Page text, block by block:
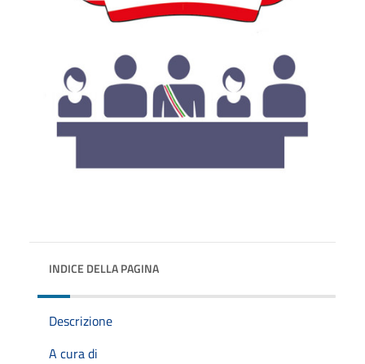
INDICE DELLA PAGINA
Descrizione
A cura di